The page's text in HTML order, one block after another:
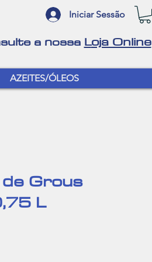
Iniciar Sessão
a nossa Loja Online
AZEITES/ÓLEOS
Grous
L